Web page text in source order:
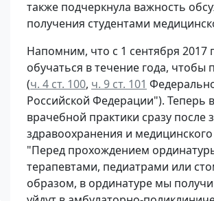
также подчеркнула важность
получения студентами
Напомним, что с 1 сентября 2017
обучаться в течение года,
(ч. 4 ст. 100, ч. 9 ст. 101
Российской Федерации"). Теперь
врачебной практики сразу
здравоохранения и
"Перед прохождением
терапевтами, педиатрами или
образом, в ординатуре мы